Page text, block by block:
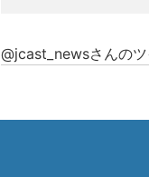
@jcast_newsさんのツ